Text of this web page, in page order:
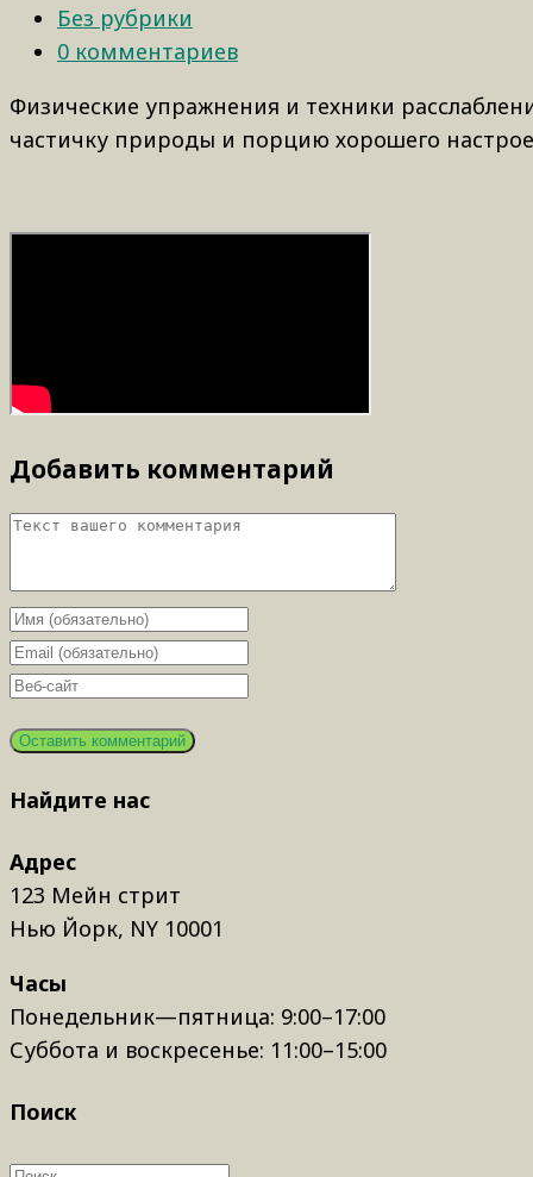
Без рубрики
0 комментариев
Физические упражнения и техники
частичку природы и порцию хорошего
Добавить комментарий
Найдите нас
Адрес
123 Мейн стрит
Нью Йорк, NY 10001
Часы
Понедельник—пятница: 9:00–17:00
Суббота и воскресенье: 11:00–15:00
Поиск